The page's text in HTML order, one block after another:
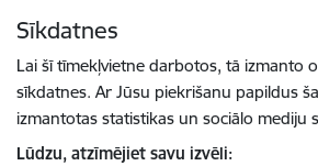
Sīkdatnes
Lai šī tīmekļvietne darbotos, tā izmanto
sīkdatnes. Ar Jūsu piekrišanu papildus
izmantotas statistikas un sociālo mediju
Lūdzu, atzīmējiet savu izvēli: